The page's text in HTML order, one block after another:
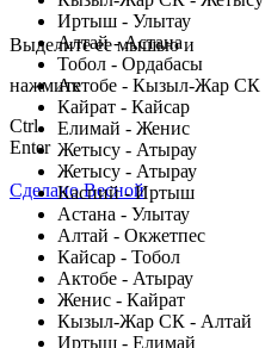
Иртыш - Улытау
Алтай - Астана
Тобол - Ордабасы
Актобе - Кызыл-Жар СК
Кайрат - Кайсар
Елимай - Женис
Жетысу - Атырау
Жетысу - Атырау
Каспий - Иртыш
Астана - Улытау
Алтай - Окжетпес
Кайсар - Тобол
Актобе - Атырау
Женис - Кайрат
Кызыл-Жар СК - Алтай
Иртыш - Елимай
Заметили ошибку в тексте?
Выделите ее мышью и
нажмите
Ctrl
Enter
Сделано Весной